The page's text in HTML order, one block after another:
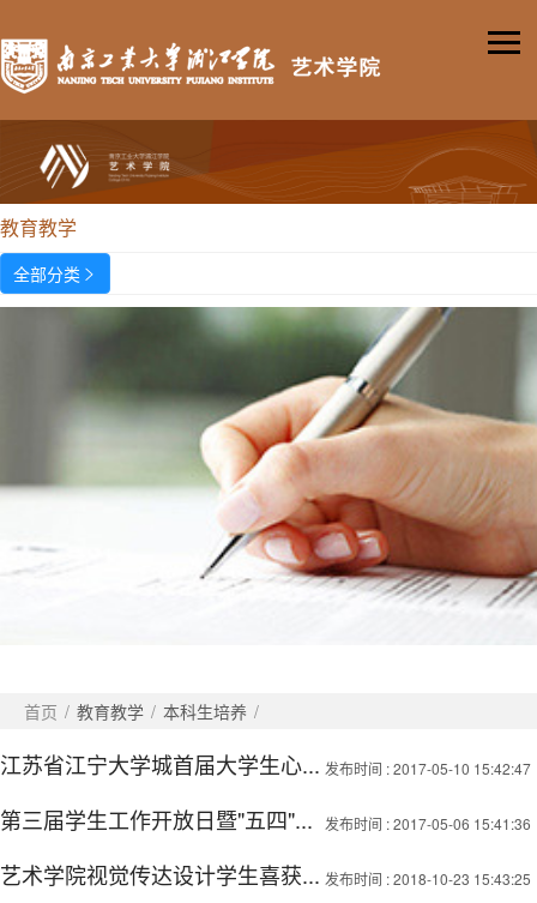
教育教学
全部分类 
首页 / 教育教学 / 本科生培养 /
江苏省江宁大学城首届大学生心... 发布时间 : 2017-05-10 15:42:47
第三届学生工作开放日暨"五四"... 发布时间 : 2017-05-06 15:41:36
艺术学院视觉传达设计学生喜获... 发布时间 : 2018-10-23 15:43:25